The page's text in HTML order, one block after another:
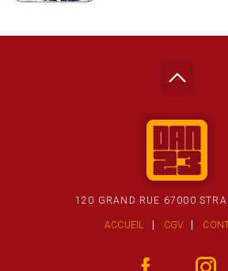
120 GRAND RUE 67000
ACCUEIL CGV